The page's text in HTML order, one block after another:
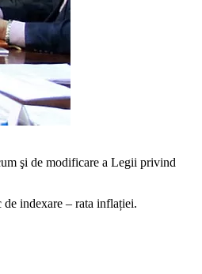
şi de modificare a Legii privind
indexare – rata inflației.